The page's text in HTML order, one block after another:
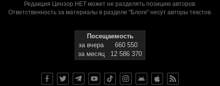
Редакция Цензор.НЕТ может не разделять позицию авторов.
Ответственность за материалы в разделе "Блоги" несут авторы текстов.
Посещаемость
за вчера
660 550
за месяц
12 586 370